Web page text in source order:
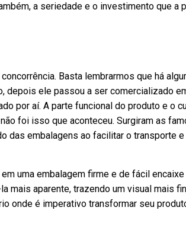
a seriedade e o investimento que a
Basta lembrarmos que há
depois ele passou a ser comercializado
por aí. A parte funcional do produto e o
foi isso que aconteceu. Surgiram as
das embalagens ao facilitar o transporte e
uma embalagem firme e de fácil encaixe
mais aparente, trazendo um visual mais
onde é imperativo transformar seu